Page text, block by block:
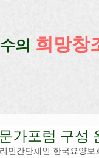
의 희망창
가포럼 구성
민간단체인 한국요양